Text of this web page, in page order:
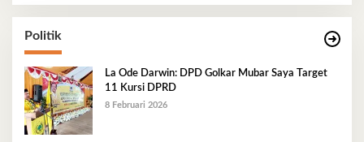
Politik
La Ode Darwin: DPD Golkar Mubar Saya Target
11 Kursi DPRD
8 Februari 2026